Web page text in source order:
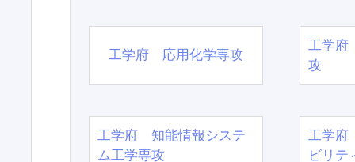
工学府 応用化学専攻
工学府
攻
工学府 知能情報システ
ム工学専攻
工学府
ビリテ